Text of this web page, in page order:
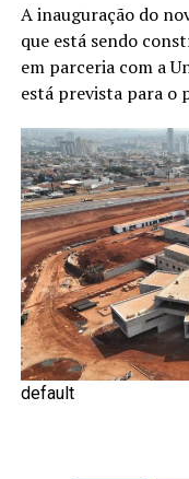
A inauguração do
que está sendo
em parceria com a
está prevista para o
default